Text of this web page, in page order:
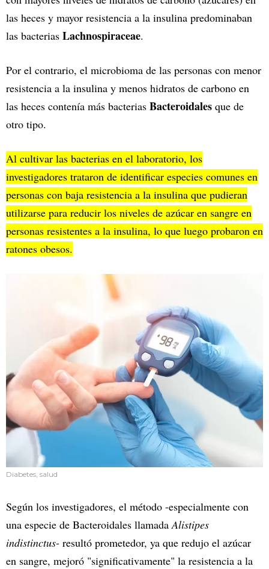
las heces y mayor resistencia a la insulina predominaban
las bacterias Lachnospiraceae.
Por el contrario, el microbioma de las personas con menor
resistencia a la insulina y menos hidratos de carbono en
las heces contenía más bacterias Bacteroidales que de
otro tipo.
Al cultivar las bacterias en el laboratorio, los
investigadores trataron de identificar especies comunes en
personas con baja resistencia a la insulina que pudieran
utilizarse para reducir los niveles de azúcar en sangre en
personas resistentes a la insulina, lo que luego probaron en
ratones obesos.
Diabetes, salud
Según los investigadores, el método -especialmente con
una especie de Bacteroidales llamadaAlistipes
indistinctus- resultó prometedor, ya que redujo el azúcar
en sangre, mejoró "significativamente" la resistencia a la